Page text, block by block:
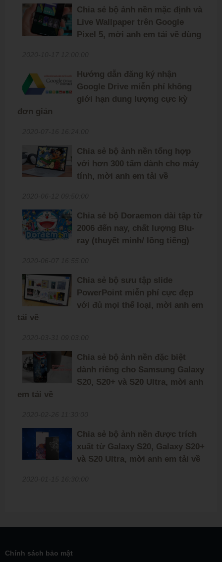
Chia sẻ bộ ảnh nền mặc định và
Live Wallpaper trên Google
Pixel 5, mời anh em tải về dùng
Hướng dẫn đăng ký nhận
Google Drive miễn phí không
giới hạn dung lượng cực kỳ
đơn giản
Chia sẻ bộ ảnh nền tổng hợp
với hơn 300 tấm dành cho máy
tính, mời anh em tải về
Chia sẻ bộ Doraemon dài tập từ
2006 đến nay, chất lượng Blu-
ray (thuyết minh/ lồng tiếng)
Chia sẻ bộ sưu tập slide
PowerPoint miễn phí cực đẹp
với đủ mọi thể loại, mời anh em
tải về
Chia sẻ bộ ảnh nền đặc biệt
dành riêng cho Samsung Galaxy
S20, S20+ và S20 Ultra, mời anh
em tải về
Chia sẻ bộ ảnh nền được trích
xuất từ Galaxy S20, Galaxy S20+
và S20 Ultra, mời anh em tải về
Chính sách bảo mật